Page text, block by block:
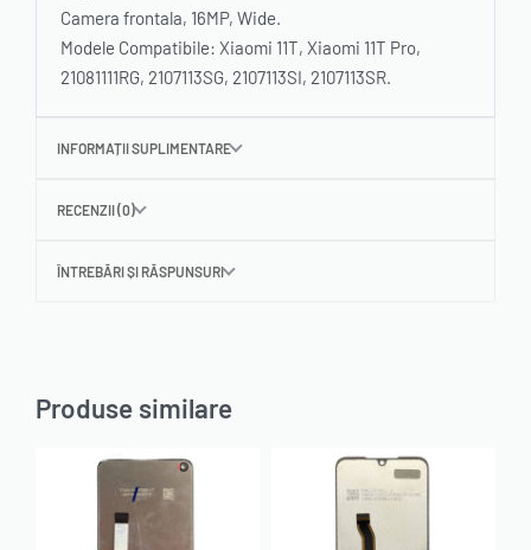
Camera frontala, 16MP, Wide.
Modele Compatibile: Xiaomi 11T, Xiaomi 11T Pro,
21081111RG, 2107113SG, 2107113SI, 2107113SR.
INFORMAȚII SUPLIMENTARE
RECENZII (0)
ÎNTREBĂRI ȘI RĂSPUNSURI
Produse similare